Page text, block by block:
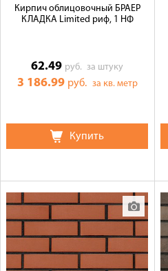
Кирпич облицовочный БРАЕР
КЛАДКА Limited риф, 1 НФ
62.49 руб.за штуку
3 186.99 руб. за кв. метр
Купить